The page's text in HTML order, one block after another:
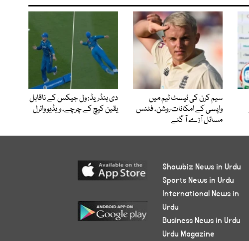
سیم کرن کی ٹیسٹ ٹیم میں
واپسی کے امکانات روشن، فٹنس
مسائل آڑے آ گئے
دی ہنڈریڈ: ول جیکس کے ناقابل
یقین کیچ کے چرچے، ویڈیو وائرل
Showbiz News in Urdu
Sports News in Urdu
International News in
Urdu
Business News in Urdu
Urdu Magazine